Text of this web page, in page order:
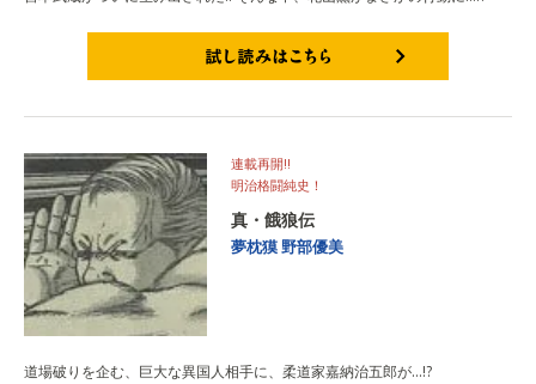
連載再開!!
明治格闘純史！
真・餓狼伝
夢枕獏野部優美
道場破りを企む、巨大な異国人相手に、柔道家嘉納治五郎が…!?